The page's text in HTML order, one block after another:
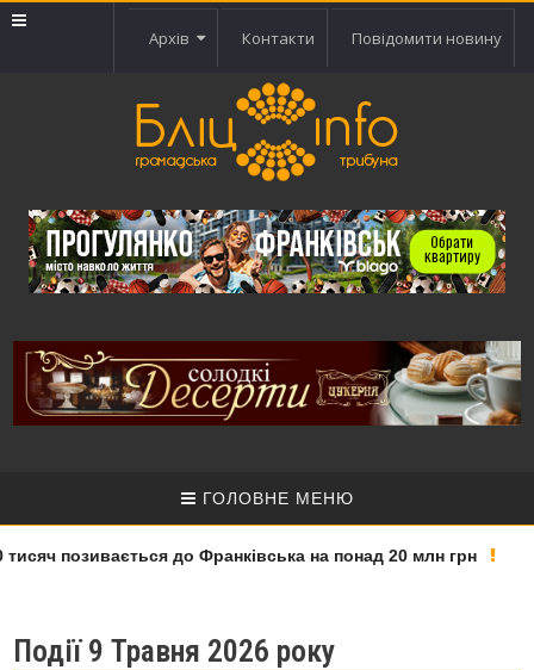
Архів Контакти Повідомити новину
ГОЛОВНЕ МЕНЮ
позивається до Франківська на понад 20 млн грн
Події 9 Травня 2026 року